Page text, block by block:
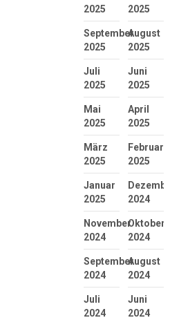
2025
2025
September
2025
August
2025
Juli
2025
Juni
2025
Mai
2025
April
2025
März
2025
Februar
2025
Januar
2025
2024
November
2024
Oktober
2024
September
2024
August
2024
Juli
2024
Juni
2024